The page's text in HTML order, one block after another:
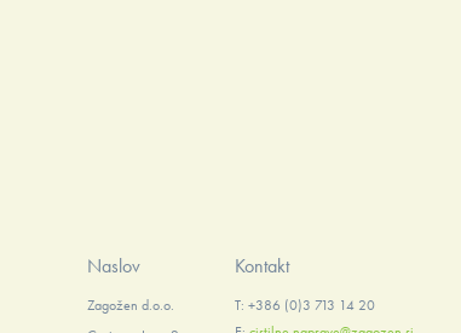
Naslov
Zagožen d.o.o.
Kontakt
T: +386 (0)3 713 14 20